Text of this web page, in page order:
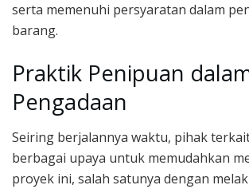
serta memenuhi persyaratan dalam
barang.
Praktik Penipuan
Pengadaan
Seiring berjalannya waktu, pihak
berbagai upaya untuk memudahkan
proyek ini, salah satunya dengan